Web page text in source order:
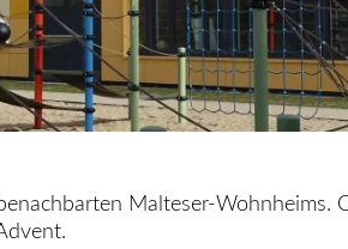
Malteser-Wohnheims.